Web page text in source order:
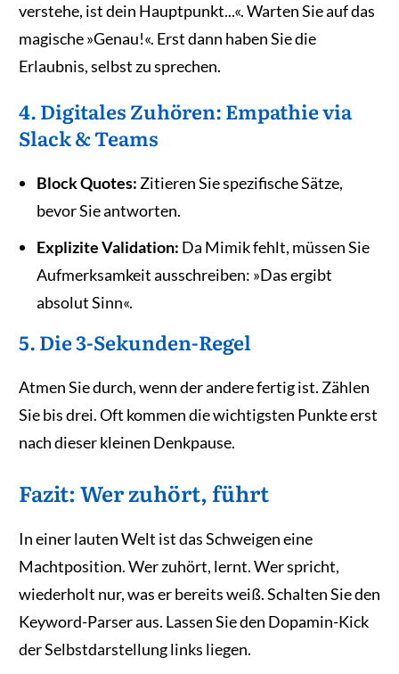
verstehe, ist dein Hauptpunkt...«. Warten Sie auf das
magische »Genau!«. Erst dann haben Sie die
Erlaubnis, selbst zu sprechen.
4. Digitales Zuhören: Empathie via
Slack & Teams
Block Quotes: Zitieren Sie spezifische Sätze,
bevor Sie antworten.
Explizite Validation: Da Mimik fehlt, müssen Sie
Aufmerksamkeit ausschreiben: »Das ergibt
absolut Sinn«.
5. Die 3-Sekunden-Regel
Atmen Sie durch, wenn der andere fertig ist. Zählen
Sie bis drei. Oft kommen die wichtigsten Punkte erst
nach dieser kleinen Denkpause.
Fazit: Wer zuhört, führt
In einer lauten Welt ist das Schweigen eine
Machtposition. Wer zuhört, lernt. Wer spricht,
wiederholt nur, was er bereits weiß. Schalten Sie den
Keyword-Parser aus. Lassen Sie den Dopamin-Kick
der Selbstdarstellung links liegen.